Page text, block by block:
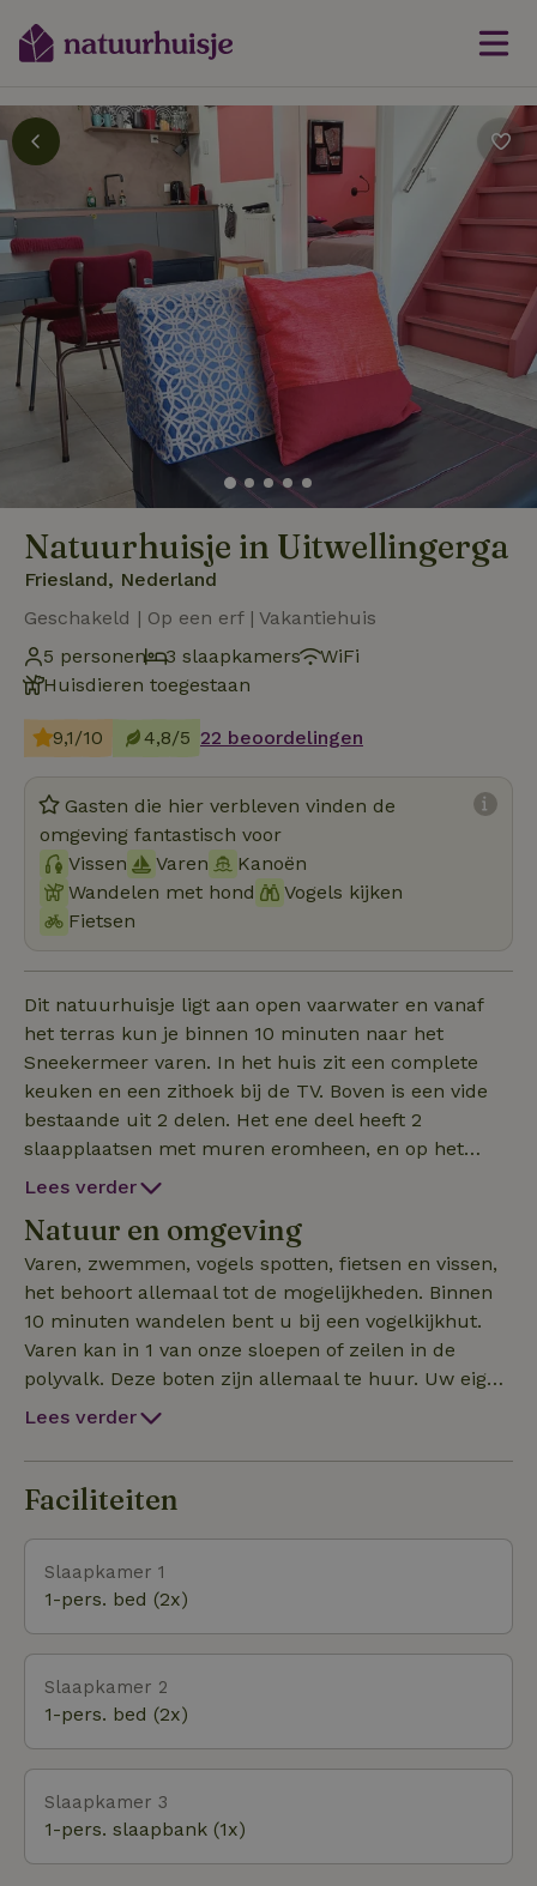
Natuurhuisje in Uitwellingerga
Friesland, Nederland
Geschakeld | Op een erf | Vakantiehuis
5 personen
3 slaapkamers
WiFi
Huisdieren toegestaan
9,1/10 4,8/5 22 beoordelingen
Gasten die hier verbleven vinden de
omgeving fantastisch voor
Vissen
Varen
Kanoën
Wandelen met hond
Vogels kijken
Fietsen
Dit natuurhuisje ligt aan open vaarwater en vanaf
het terras kun je binnen 10 minuten naar het
Sneekermeer varen. In het huis zit een complete
keuken en een zithoek bij de TV. Boven is een vide
bestaande uit 2 delen. Het ene deel heeft 2
slaapplaatsen met muren eromheen, en op het
andere deel bevindt zich nog een zithoek met
zijn hoeven niet naar boven. De douche/badkamer is
beneden evenals het toilet. Fietsen, wandelen en
vissen is hier ideaal. Sneek en Joure liggen vlakbij
en zijn erg gewild om te winkelen. Musea heb je veel
in de omgeving. Parkeren is gratis op eigen terrein
en er is een laadpaal voor elektrische auto's. Dit
huisje is geschakeld met een ander Natuurhuisje nl.
maximaal 10 personen dan kun je beide huisjes huren.
Lees verder
Natuur en omgeving
Varen, zwemmen, vogels spotten, fietsen en vissen,
het behoort allemaal tot de mogelijkheden. Binnen
10 minuten wandelen bent u bij een vogelkijkhut.
Varen kan in 1 van onze sloepen of zeilen in de
polyvalk. Deze boten zijn allemaal te huur. Uw eigen
boot kan (in overleg, tegen vergoeding) in onze
zijn gratis. Zo kunt u al varend de Friese wateren
verkennen. En als het weer eens echt winter wordt
via het terras onmiddellijk wegschaatsen.
Lees verder
Faciliteiten
Slaapkamer 1
1-pers. bed (2x)
Slaapkamer 2
1-pers. bed (2x)
Slaapkamer 3
1-pers. slaapbank (1x)